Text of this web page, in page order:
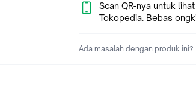
Scan QR-nya untuk
Tokopedia. Bebas
Ada masalah dengan produk ini?